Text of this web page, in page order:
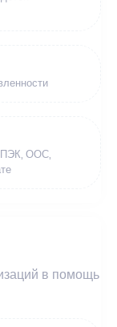
ПЭК, ООС,
в помощь